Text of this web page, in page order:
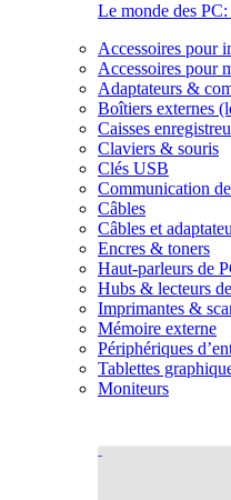
Le monde des PC:
Accessoires pour
Accessoires pour
Adaptateurs &
Boîtiers externes
Caisses
Claviers & souris
Clés USB
Communication
Câbles
Câbles et
Encres & toners
Haut-parleurs de
Hubs & lecteurs
Imprimantes &
Mémoire externe
Périphériques
Tablettes
Moniteurs